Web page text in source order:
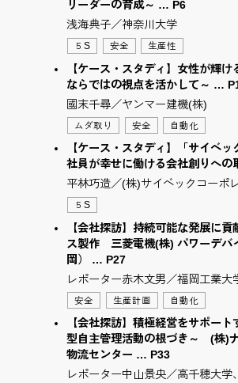
リーダーの育成～ … P6
浅海典子／神奈川大学
５S 安全 生産性
【ケース・スタディ】女性が輝
ならではの視点を活かして～ …
國末千尋／ヤンマー建機(株)
ムダ取り 安全 自動化
【ケース・スタディ】「サイベ
社員が幸せに働ける会社創りへ
平林巧造／(株)サイベックコーポ
５S
【会社探訪】持続可能な発展に
ス製作 三菱電機(株) パワーデバ
岡） … P27
レポーター赤木文男／福岡工業大
安全 生産計画 自動化
【会社探訪】積極経営をサポー
型自主管理活動の根づき～ (株)
物流センター … P33
レポーター中山景央／高千穂大学